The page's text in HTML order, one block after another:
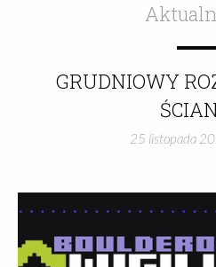
ciekawych dokonań
wszystkim - jako ważna
Klubu.Wykazy przejść
lutego 2026Ważne!W
formułę składania
dla Was najważniejsze!
formularzP. S. Jeśli
GRUDNIOWY
25 listopada